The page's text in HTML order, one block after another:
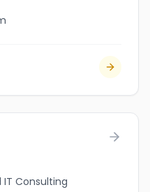
IT Consulting